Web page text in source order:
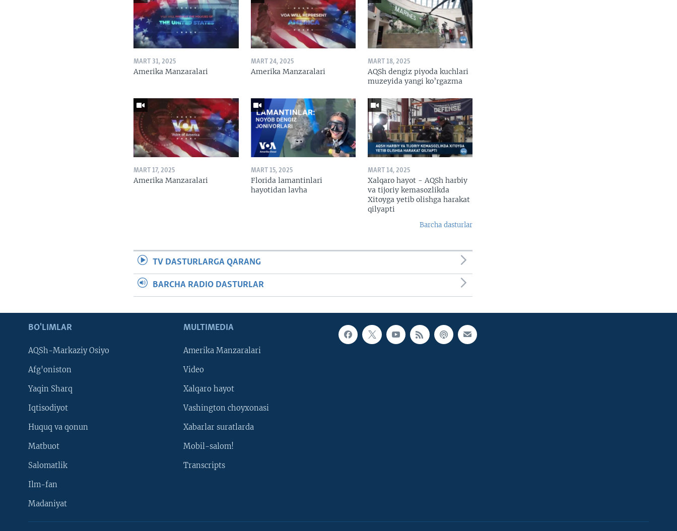
MART 31, 2025
Amerika Manzaralari
MART 24, 2025
Amerika Manzaralari
MART 18, 2025
AQSh dengiz piyoda kuchlari
muzeyida yangi ko’rgazma
MART 17, 2025
Amerika Manzaralari
MART 15, 2025
Florida lamantinlari
hayotidan lavha
MART 14, 2025
Xalqaro hayot - AQSh harbiy
va tijoriy kemasozlikda
Xitoyga yetib olishga harakat
qilyapti
Barcha dasturlar
TV DASTURLARGA QARANG
BARCHA RADIO DASTURLAR
BO'LIMLAR
AQSh-Markaziy Osiyo
Afg'oniston
Yaqin Sharq
Iqtisodiyot
Huquq va qonun
Matbuot
Salomatlik
Ilm-fan
Madaniyat
MULTIMEDIA
Amerika Manzaralari
Video
Xalqaro hayot
Vashington choyxonasi
Xabarlar suratlarda
Mobil-salom!
Transcripts